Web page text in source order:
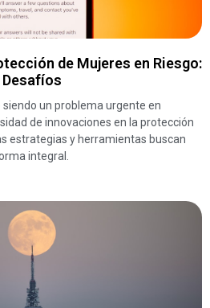
de Mujeres en Riesgo:
siendo un problema urgente en
de innovaciones en la protección
estrategias y herramientas buscan
integral.